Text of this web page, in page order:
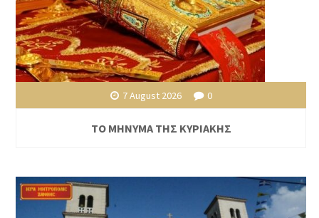
7 August 2026 0
ΤΟ ΜΗΝΥΜΑ ΤΗΣ ΚΥΡΙΑΚΗΣ